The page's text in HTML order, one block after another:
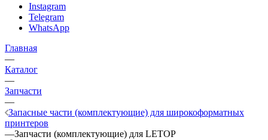
Instagram
Telegram
WhatsApp
Главная
—
Каталог
—
Запчасти
—
Запасные части (комплектующие) для широкоформатных
принтеров
—Запчасти (комплектующие) для LETOP